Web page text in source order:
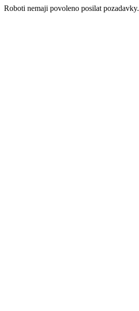
Roboti nemaji povoleno posilat pozadavky.